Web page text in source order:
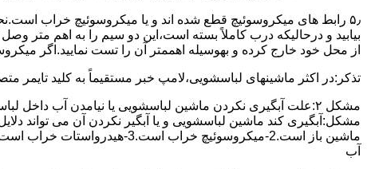
۵٫ رابط های ﻣﯿﮑﺮوﺳﻮﺋﯿﭻ ﻗﻄﻊ شده اند و ﯾﺎ ﻣﯿﮑﺮوﺳﻮﺋﯿﭻ ﺧﺮاب
ﺑﯿﺎﺑﯿﺪ و درحالیکه درب کاملاً ﺑﺴﺘﻪ اﺳﺖ،اﯾﻦ دو ﺳﯿﻢ را ﺑﻪ اﻫﻢ ﻣﺘﺮ
از ﻣﺤﻞ خود ﺧﺎرج کرده و بهوسیله اهممتر آن را ﺗﺴﺖ ﻧﻤﺎﯾﯿﺪ.اﮔﺮ
ﺗﺬﮐﺮ:در اﮐﺜﺮ ماشینهای لباسشویی،ﻻﻣﭗ ﺧﺒﺮ مستقیماً ﺑﻪ ﮐﻠﯿﺪ
مشکل ۲:علت آبگیری نکردن ماشین لباسشویی یا نیامدن آب
آب